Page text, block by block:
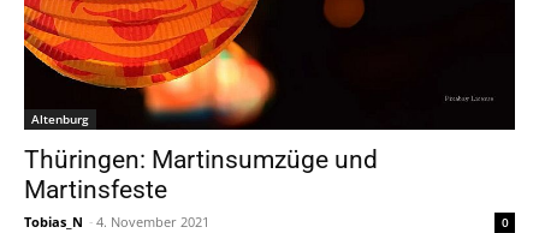
Altenburg
Thüringen: Martinsumzüge und
Martinsfeste
Tobias_N - 4. November 2021 0